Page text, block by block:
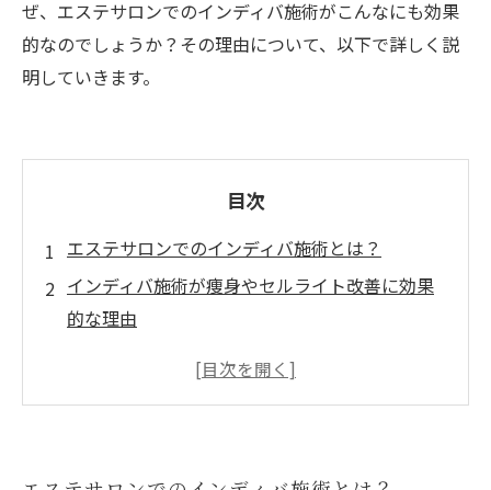
ぜ、エステサロンでのインディバ施術がこんなにも効果
的なのでしょうか？その理由について、以下で詳しく説
明していきます。
目次
エステサロンでのインディバ施術とは？
インディバ施術が痩身やセルライト改善に効果
的な理由
インディバ施術の具体的な効果とは？